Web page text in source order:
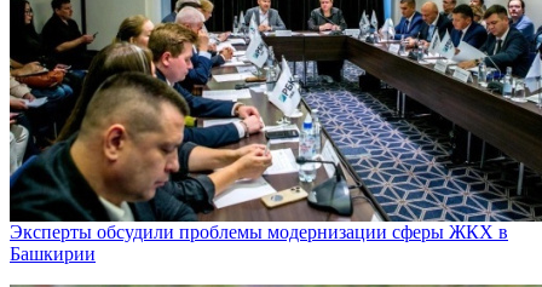
Эксперты обсудили проблемы модернизации сферы ЖКХ в
Башкирии